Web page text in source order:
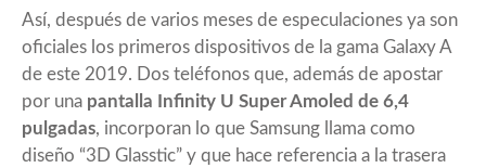
Así, después de varios meses de especulaciones ya son
oficiales los primeros dispositivos de la gama Galaxy A
de este 2019. Dos teléfonos que, además de apostar
por una pantalla Infinity U Super Amoled de 6,4
pulgadas, incorporan lo que Samsung llama como
diseño “3D Glasstic” y que hace referencia a la trasera